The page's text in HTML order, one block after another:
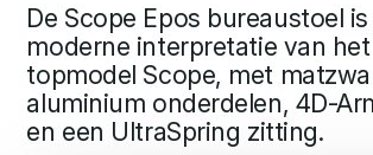
De Scope Epos bureaustoel
moderne interpretatie van
topmodel Scope, met
aluminium onderdelen, 4D-
en een UltraSpring zitting.